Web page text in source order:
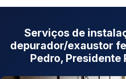
Serviços de
depurador/exaustor
Pedro, Presidente